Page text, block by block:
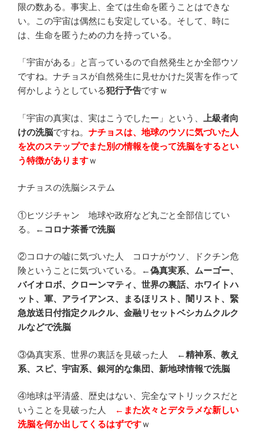
限の数ある。事実上、全ては生命を匿うことはできな
い。この宇宙は偶然にも安定している。そして、時に
は、生命を匿うための力を持っている。
「宇宙がある」と言っているので自然発生とか全部ウソ
ですね。ナチョスが自然発生に見せかけた災害を作って
何かしようとしている犯行予告ですｗ
「宇宙の真実は、実はこうでしたー」という、
上級者向
けの洗脳ですね。 ナチョスは、地球のウソに気づいた人
を次のステップでまた別の情報を使って洗脳をするとい
う特徴がありますｗ
ナチョスの洗脳システム
①ヒツジチャン 地球や政府など丸ごと全部信じてい
る。
←コロナ茶番で洗脳
②コロナの嘘に気づいた人 コロナがウソ、ドクチン危
険ということに気づいている。←偽真実系、ムーゴー、
バイオロボ、クローンマティ、世界の裏話、ホワイトハ
ット、軍、アライアンス、まるほリスト、闇リスト、緊
急放送日付指定クルクル、金融リセットベシカムクルク
ルなどで洗脳
③偽真実系、世界の裏話を見破った人
←精神系、教え
系、スピ、宇宙系、銀河的な集団、新地球情報で洗脳
④地球は平清盛、歴史はない、完全なマトリックスだと
いうことを見破った人
←また次々とデタラメな新しい
洗脳を何か出してくるはずですｗ